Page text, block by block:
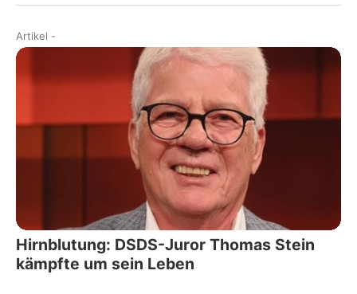
Artikel -
Hirnblutung: DSDS-Juror Thomas Stein
kämpfte um sein Leben